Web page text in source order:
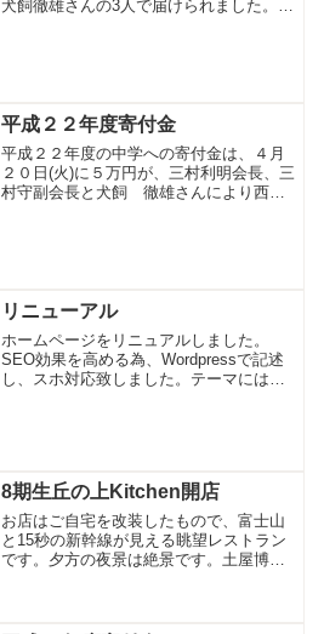
犬飼徹雄さんの3人で届けられました。
平成２２年度寄付金
平成２２年度の中学への寄付金は、４月
２０日(火)に５万円が、三村利明会長、三
村守副会長と犬飼 徹雄さんにより西谷
リニューアル
ホームページをリニュアルしました。
SEO効果を高める為、Wordpressで記述
し、スホ対応致しました。テーマには
8期生丘の上Kitchen開店
お店はご自宅を改装したもので、富士山
と15秒の新幹線が見える眺望レストラン
です。夕方の夜景は絶景です。土屋博シ